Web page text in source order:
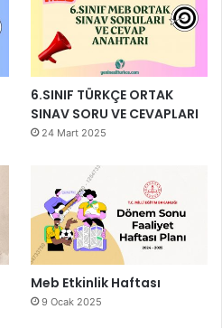
6.SINIF TÜRKÇE ORTAK
SINAV SORU VE CEVAPLARI
24 Mart 2025
Meb Etkinlik Haftası
9 Ocak 2025